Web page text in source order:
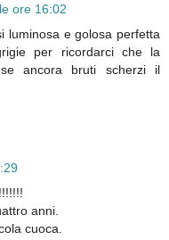
ore 16:02
luminosa e golosa perfetta
per ricordarci che la
ancora bruti scherzi il
anni.
cuoca.